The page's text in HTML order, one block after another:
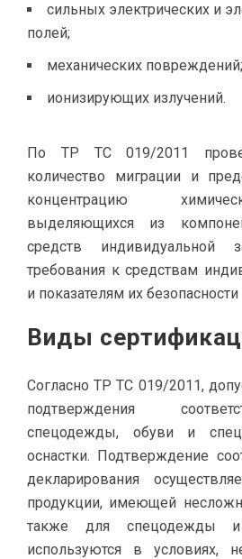
сильных электрических и
полей;
механических повреждений;
ионизирующих излучений.
По ТР ТС 019/2011
количество миграции и
концентрацию
выделяющихся из
средств индивидуальной
требования к средствам
и показателям их безопасности
Виды
Согласно ТР ТС 019/2011,
подтверждения
спецодежды, обуви и
оснастки. Подтверждение
декларирования
продукции, имеющей
также для спецодежды
используются в условиях,